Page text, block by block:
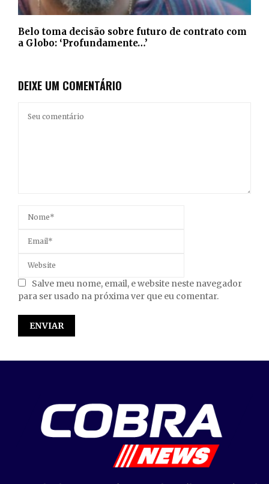
Belo toma decisão sobre futuro de contrato com
a Globo: ‘Profundamente…’
DEIXE UM COMENTÁRIO
Salve meu nome, email, e website neste navegador
para ser usado na próxima ver que eu comentar.